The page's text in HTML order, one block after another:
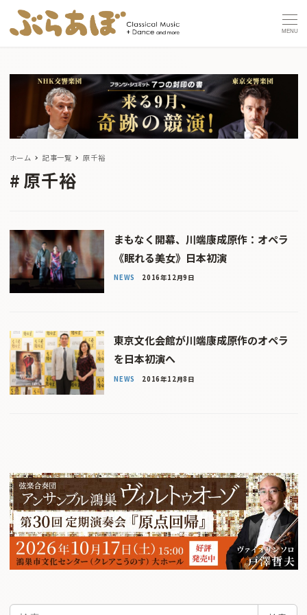
MENU
ホーム 記事一覧 原千裕
原千裕
まもなく開幕、川端康成原作：オペラ
《眠れる美女》日本初演
NEWS 2016年12月9日
東京文化会館が川端康成原作のオペラ
を日本初演へ
NEWS 2016年12月8日
検